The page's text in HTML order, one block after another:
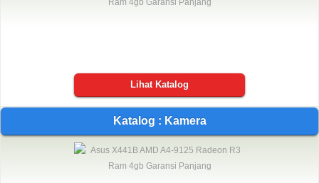
Lihat Katalog
Katalog : Kamera